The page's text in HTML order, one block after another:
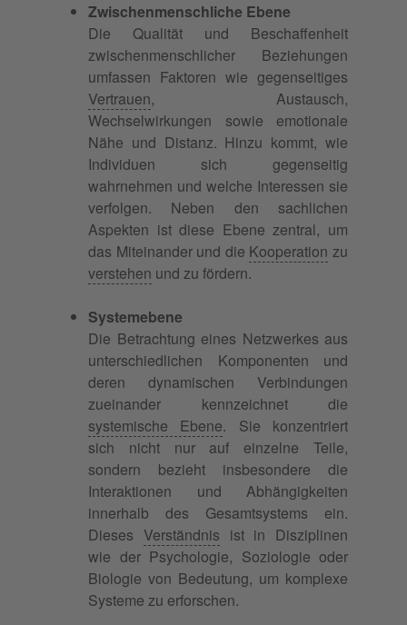
Zwischenmenschliche Ebene
Die Qualität und Beschaffenheit
zwischenmenschlicher Beziehungen
umfassen Faktoren wie gegenseitiges
Vertrauen, Austausch,
Wechselwirkungen sowie emotionale
Nähe und Distanz. Hinzu kommt, wie
Individuen sich gegenseitig
wahrnehmen und welche Interessen sie
verfolgen. Neben den sachlichen
Aspekten ist diese Ebene zentral, um
das Miteinander und die Kooperation zu
verstehen und zu fördern.
Systemebene
Die Betrachtung eines Netzwerkes aus
unterschiedlichen Komponenten und
deren dynamischen Verbindungen
zueinander kennzeichnet die
systemische Ebene. Sie konzentriert
sich nicht nur auf einzelne Teile,
sondern bezieht insbesondere die
Interaktionen und Abhängigkeiten
innerhalb des Gesamtsystems ein.
Dieses Verständnis ist in Disziplinen
wie der Psychologie, Soziologie oder
Biologie von Bedeutung, um komplexe
Systeme zu erforschen.